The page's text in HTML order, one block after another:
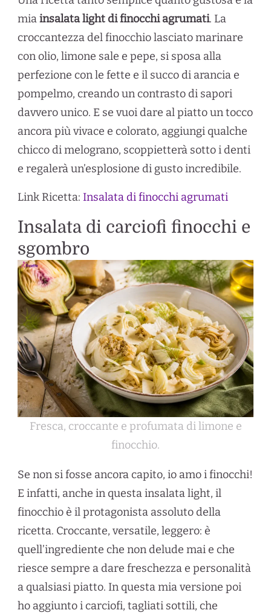
miainsalata light di finocchi agrumati. La
croccantezza del finocchio lasciato marinare
con olio, limone sale e pepe, si sposa alla
perfezione con le fette e il succo di arancia e
pompelmo, creando un contrasto di sapori
davvero unico. E se vuoi dare al piatto un tocco
ancora più vivace e colorato, aggiungi qualche
chicco di melograno, scoppietterà sotto i denti
e regalerà un’esplosione di gusto incredibile.
Link Ricetta: Insalata di finocchi agrumati
Insalata di carciofi finocchi e
sgombro
Fresca, croccante e profumata di limone e
finocchio.
Se non si fosse ancora capito, io amo i finocchi!
E infatti, anche in questa insalata light, il
finocchio è il protagonista assoluto della
ricetta. Croccante, versatile, leggero: è
quell’ingrediente che non delude mai e che
riesce sempre a dare freschezza e personalità
a qualsiasi piatto. In questa mia versione poi
ho aggiunto i carciofi, tagliati sottili, che